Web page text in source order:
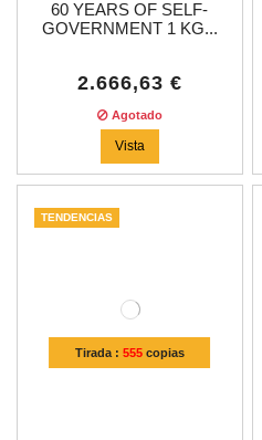
60 YEARS OF SELF-
GOVERNMENT 1 KG...
2.666,63 €
Agotado
Vista
Tirada : 555copias
TENDENCIAS